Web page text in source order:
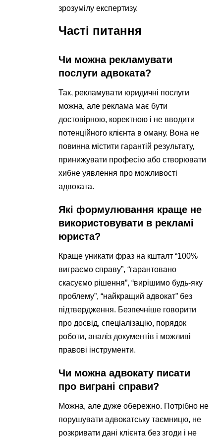
зрозумілу експертизу.
Часті питання
Чи можна рекламувати
послуги адвоката?
Так, рекламувати юридичні послуги
можна, але реклама має бути
достовірною, коректною і не вводити
потенційного клієнта в оману. Вона не
повинна містити гарантій результату,
принижувати професію або створювати
хибне уявлення про можливості
адвоката.
Які формулювання краще не
використовувати в рекламі
юриста?
Краще уникати фраз на кшталт “100%
виграємо справу”, “гарантовано
скасуємо рішення”, “вирішимо будь-яку
проблему”, “найкращий адвокат” без
підтвердження. Безпечніше говорити
про досвід, спеціалізацію, порядок
роботи, аналіз документів і можливі
правові інструменти.
Чи можна адвокату писати
про виграні справи?
Можна, але дуже обережно. Потрібно не
порушувати адвокатську таємницю, не
розкривати дані клієнта без згоди і не